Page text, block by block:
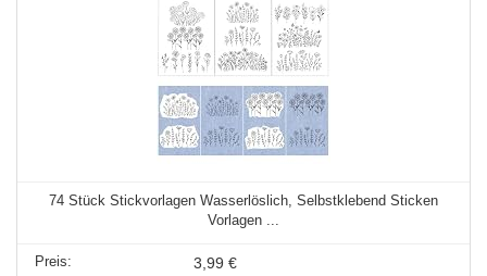
74 Stück Stickvorlagen Wasserlöslich, Selbstklebend Sticken
Vorlagen ...
3,99 €